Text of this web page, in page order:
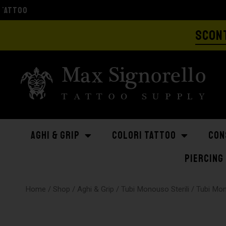
AGHI & GRIP COLORI TATTOO
PIERCING
Home / Shop / Aghi & Grip / Tubi Monouso Sterili / Tubi